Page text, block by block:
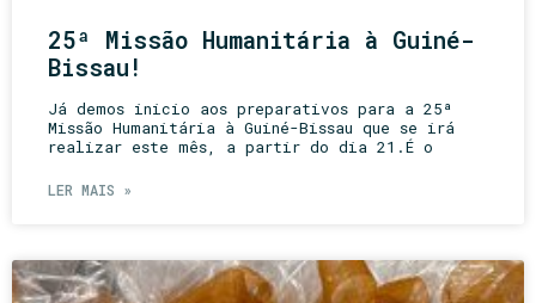
25ª Missão Humanitária à Guiné-
Bissau!
Já demos inicio aos preparativos para a 25ª
Missão Humanitária à Guiné-Bissau que se irá
realizar este mês, a partir do dia 21.É o
LER MAIS »